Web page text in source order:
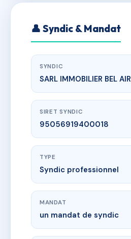
👤 Syndic & Mandat
SYNDIC
SARL IMMOBILIER BEL AIR
SIRET SYNDIC
95056919400018
TYPE
Syndic professionnel
MANDAT
un mandat de syndic